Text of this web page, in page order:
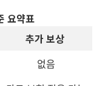
요약표
추가 보상
없음